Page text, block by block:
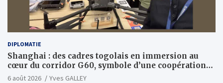
DIPLOMATIE
Shanghai : des cadres togolais en immersion au
cœur du corridor G60, symbole d’une coopération
sino-togolaise axée sur l’excellence et le leadership
6 août 2026 Yves GALLEY